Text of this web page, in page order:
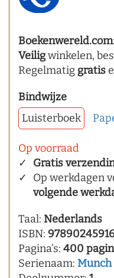
Boekenwereld.com
Veiligwinkelen,
Regelmatig gratis
Bindwijze
Luisterboek
Op voorraad
Gratis
Op werkdagen
volgende
Taal: Nederlands
ISBN:
Pagina's: 400
Serienaam: